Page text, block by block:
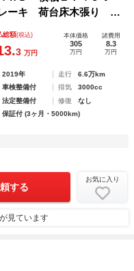
ーキ 荷台床木張り ナ
アヒーター 後輪ダブ
６人乗り ＡＴ車
総額(税込)
3 万円
本体価格
305
万円
諸費用
8.3
万円
2019年 走行
6.6万km
車検整備付 排気
3000cc
法定整備付 修復
なし
保証付 (3ヶ月・5000km)
する
お気に入り
が見ています